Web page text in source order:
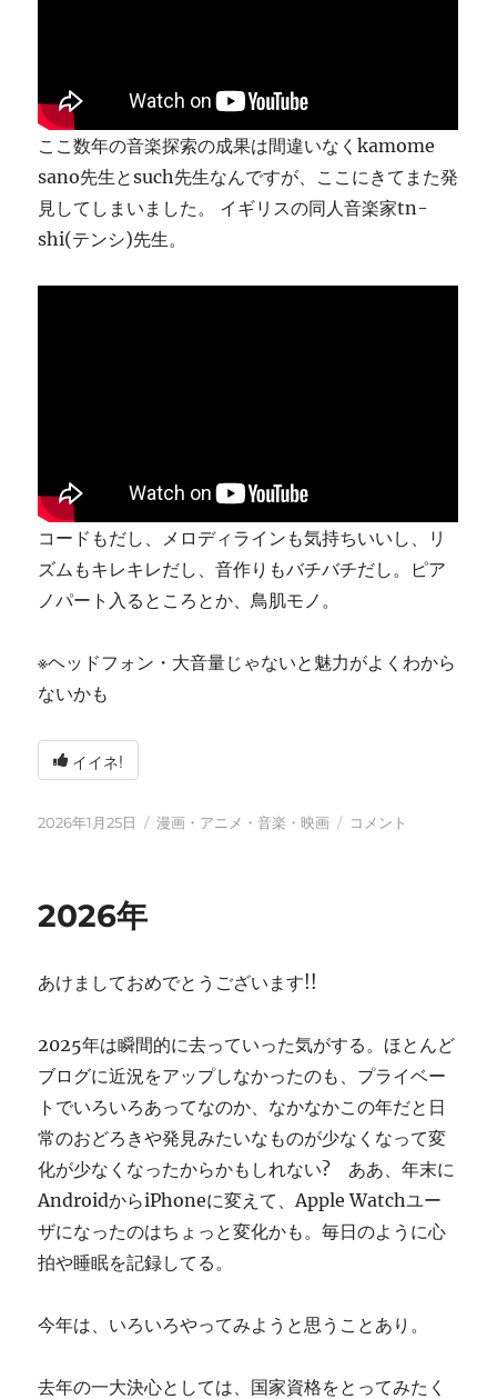
ここ数年の音楽探索の成果は間違いなくkamome
sano先生とsuch先生なんですが、ここにきてまた発
見してしまいました。 イギリスの同人音楽家tn-
shi(テンシ)先生。
コードもだし、メロディラインも気持ちいいし、リ
ズムもキレキレだし、音作りもバチバチだし。ピア
ノパート入るところとか、鳥肌モノ。
※ヘッドフォン・大音量じゃないと魅力がよくわから
ないかも
イイネ!
投
2026年1月25日
カ
漫画・アニメ・音楽・映画
tn-
コメント
2026年
あけましておめでとうございます!!
2025年は瞬間的に去っていった気がする。ほとんど
ブログに近況をアップしなかったのも、プライベー
トでいろいろあってなのか、なかなかこの年だと日
常のおどろきや発見みたいなものが少なくなって変
化が少なくなったからかもしれない? ああ、年末に
AndroidからiPhoneに変えて、Apple Watchユー
ザになったのはちょっと変化かも。毎日のように心
拍や睡眠を記録してる。
今年は、いろいろやってみようと思うことあり。
去年の一大決心としては、国家資格をとってみたく